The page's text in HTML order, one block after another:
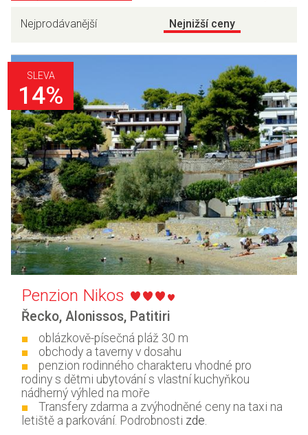
Nejprodávanější Nejnižší ceny
SLEVA
14%
Penzion Nikos
Řecko,Alonissos, Patitiri
oblázkově-písečná pláž 30 m
obchody a taverny v dosahu
penzion rodinného charakteru vhodné pro
rodiny s dětmi ubytování s vlastní kuchyňkou
nádherný výhled na moře
Transfery zdarma a zvýhodněné ceny na taxi na
letiště a parkování. Podrobnosti zde.